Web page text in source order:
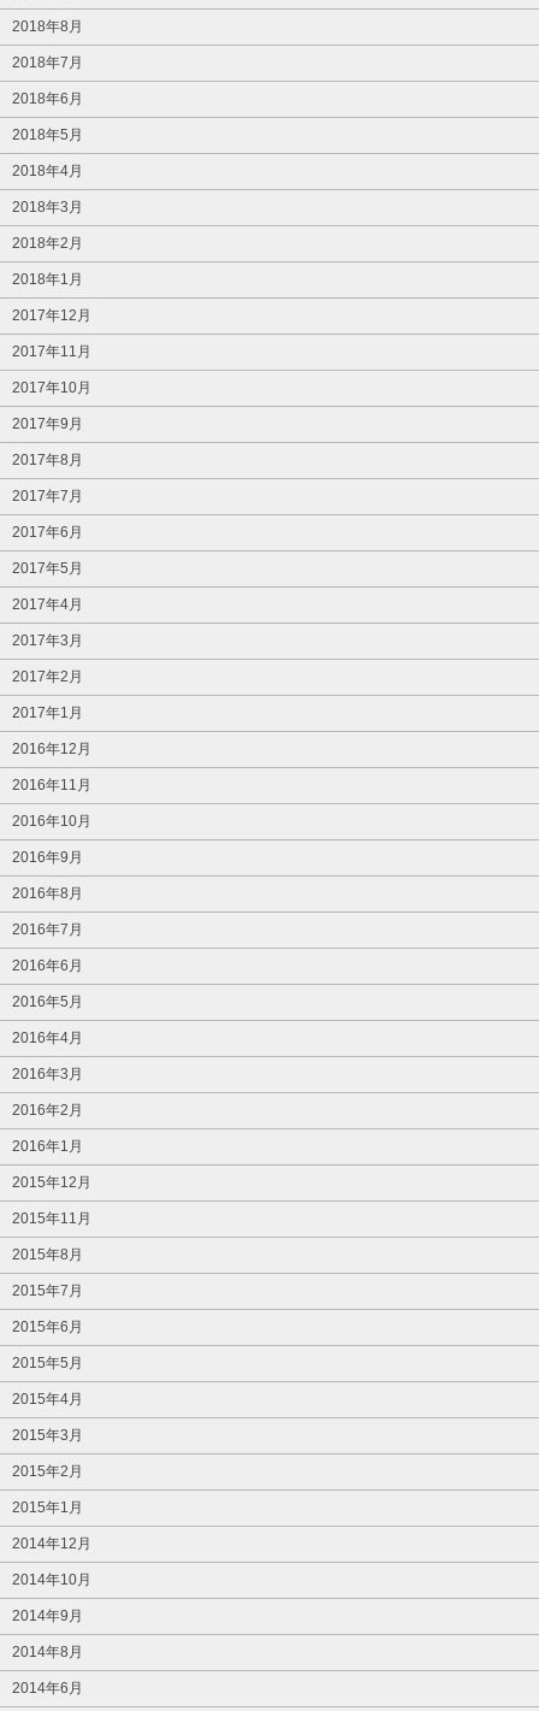
2018年8月
2018年7月
2018年6月
2018年5月
2018年4月
2018年3月
2018年2月
2018年1月
2017年12月
2017年11月
2017年10月
2017年9月
2017年8月
2017年7月
2017年6月
2017年5月
2017年4月
2017年3月
2017年2月
2017年1月
2016年12月
2016年11月
2016年10月
2016年9月
2016年8月
2016年7月
2016年6月
2016年5月
2016年4月
2016年3月
2016年2月
2016年1月
2015年12月
2015年11月
2015年8月
2015年7月
2015年6月
2015年5月
2015年4月
2015年3月
2015年2月
2015年1月
2014年12月
2014年10月
2014年9月
2014年8月
2014年6月